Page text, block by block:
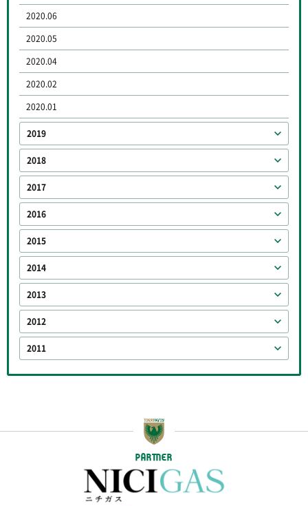
2020.06
2020.05
2020.04
2020.02
2020.01
2019
2018
2017
2016
2015
2014
2013
2012
2011
PARTNER